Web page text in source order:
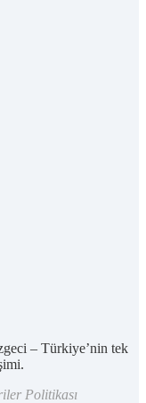
– Türkiye’nin tek
Politikası